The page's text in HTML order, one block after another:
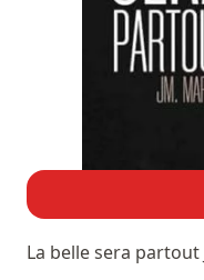
La belle sera partout